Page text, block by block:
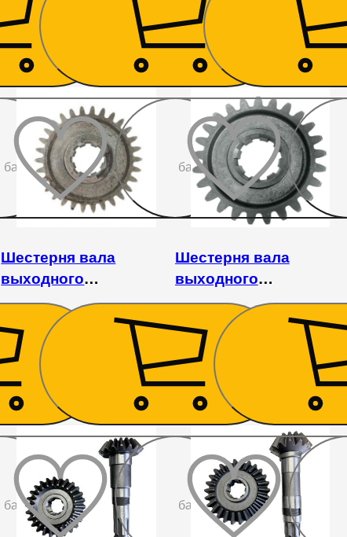
2 160 ₴ 540₴
До
бажаного
До
бажаного
Шестерня вала
выходного
почвофрезы 1GQN-
1 215 ₴
Шестерня вала
выходного
почвофрезы 1GQN-
125/140/150
1 350
До
бажаного
До
бажаного